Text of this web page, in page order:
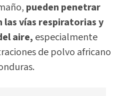
pueden penetrar
vías respiratorias y
aire, especialmente
de polvo africano